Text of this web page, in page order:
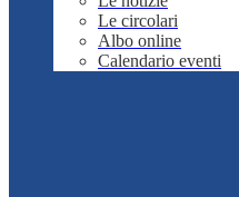
Le circolari
Albo online
Calendario eventi